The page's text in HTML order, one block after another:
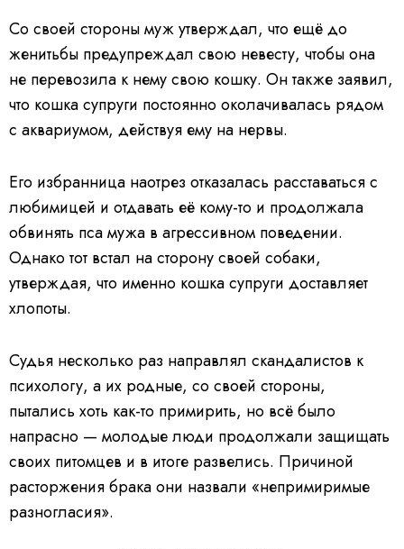
Со своей стороны муж утверждал, что ещё до
женитьбы предупреждал свою невесту, чтобы она
не перевозила к нему свою кошку. Он также заявил,
что кошка супруги постоянно околачивалась рядом
с аквариумом, действуя ему на нервы.
Его избранница наотрез отказалась расставаться с
любимицей и отдавать её кому-то и продолжала
обвинять пса мужа в агрессивном поведении.
Однако тот встал на сторону своей собаки,
утверждая, что именно кошка супруги доставляет
хлопоты.
Судья несколько раз направлял скандалистов к
психологу, а их родные, со своей стороны,
пытались хоть как-то примирить, но всё было
напрасно — молодые люди продолжали защищать
своих питомцев и в итоге развелись. Причиной
расторжения брака они назвали «непримиримые
разногласия».